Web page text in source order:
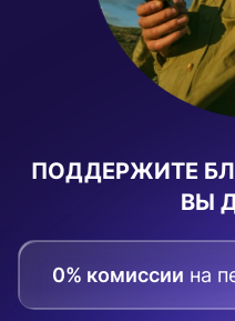
ПОДДЕРЖИТЕ
ВЫ
0% комиссии на